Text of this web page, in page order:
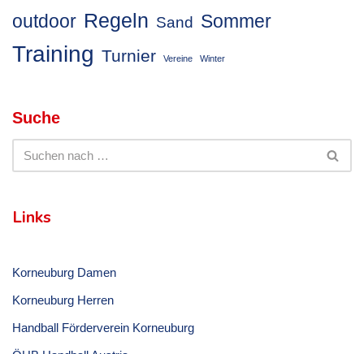
outdoor Regeln Sand Sommer
Training Turnier Vereine Winter
Suche
Links
Korneuburg Damen
Korneuburg Herren
Handball Förderverein Korneuburg